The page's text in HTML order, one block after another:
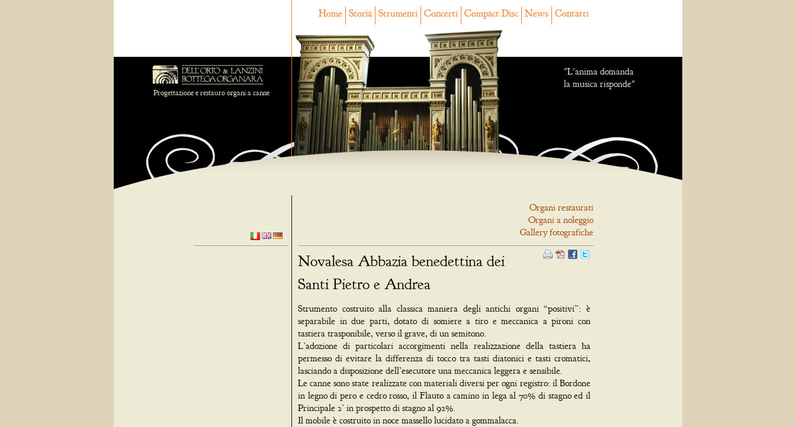
Home Storia Strumenti Concerti Compact Disc News Contatti
Progettazione e restauro organi a canne
"L'anima domanda
la musica risponde"
Organi restaurati
Organi a noleggio
Gallery fotografiche
Novalesa Abbazia benedettina dei
Santi Pietro e Andrea
Strumento costruito alla classica maniera degli antichi organi “positivi”: è
separabile in due parti, dotato di somiere a tiro e meccanica a pironi con
tastiera trasponibile, verso il grave, di un semitono.
L’adozione di particolari accorgimenti nella realizzazione della tastiera ha
permesso di evitare la differenza di tocco tra tasti diatonici e tasti cromatici,
lasciando a disposizione dell’esecutore una meccanica leggera e sensibile.
Le canne sono state realizzate con materiali diversi per ogni registro: il Bordone
in legno di pero e cedro rosso, il Flauto a camino in lega al 70% di stagno ed il
Principale 2’ in prospetto di stagno al 92%.
Il mobile è costruito in noce massello lucidato a gommalacca.